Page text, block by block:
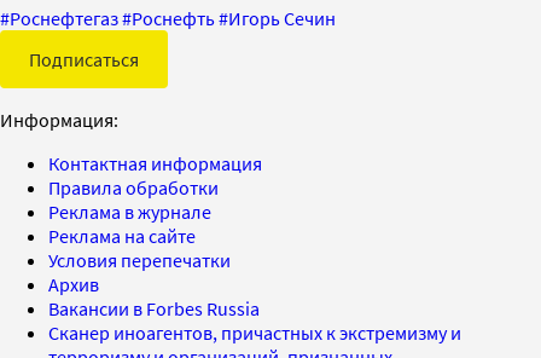
#Роснефтегаз#Роснефть#Игорь Сечин
Подписаться
Информация:
Контактная информация
Правила обработки
Реклама в журнале
Реклама на сайте
Условия перепечатки
Архив
Вакансии в Forbes Russia
Сканер иноагентов, причастных к экстремизму и